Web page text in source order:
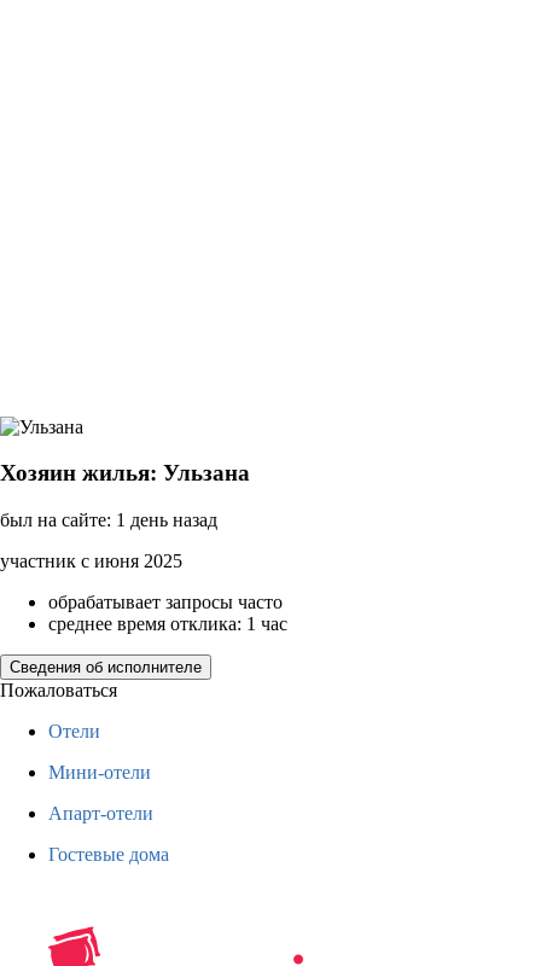
Хозяин жилья: Ульзана
был на сайте: 1 день назад
участник с июня 2025
обрабатывает запросы часто
среднее время отклика: 1 час
Сведения об исполнителе
Пожаловаться
Отели
Мини-отели
Апарт-отели
Гостевые дома